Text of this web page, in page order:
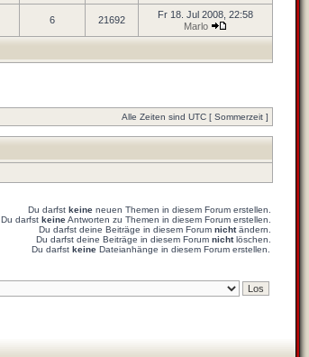
6 21692
Fr 18. Jul 2008, 22:58
Marlo
Alle Zeiten sind UTC [ Sommerzeit ]
Du darfst keine neuen Themen in diesem Forum erstellen.
Du darfst keineAntworten zu Themen in diesem Forum erstellen.
Du darfst deine Beiträge in diesem Forum nichtändern.
Du darfst deine Beiträge in diesem Forum nichtlöschen.
Du darfst keine Dateianhänge in diesem Forum erstellen.